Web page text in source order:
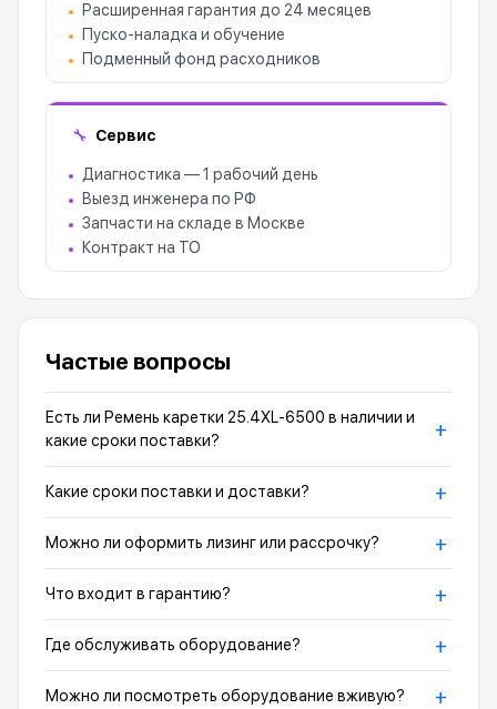
Расширенная гарантия до 24 месяцев
Пуско-наладка и обучение
Подменный фонд расходников
🔧 Сервис
Диагностика — 1 рабочий день
Выезд инженера по РФ
Запчасти на складе в Москве
Контракт на ТО
Частые вопросы
Есть ли Ремень каретки 25.4XL-6500 в наличии и
какие сроки поставки?
+
Какие сроки поставки и доставки? +
Можно ли оформить лизинг или рассрочку? +
Что входит в гарантию? +
Где обслуживать оборудование? +
Можно ли посмотреть оборудование вживую? +